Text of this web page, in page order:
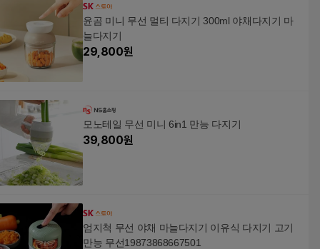
윤곰 미니 무선 멀티 다지기 300ml 야채다지기 마
늘다지기
29,800원
모노테일 무선 미니 6in1 만능 다지기
39,800원
엄지척 무선 야채 마늘다지기 이유식 다지기 고기
만능 무선19873868667501